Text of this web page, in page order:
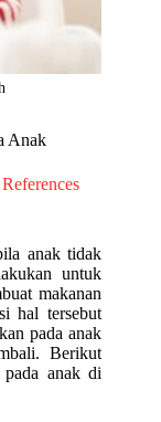
Anak
References
anak tidak
untuk
makanan
hal tersebut
pada anak
Berikut
anak di